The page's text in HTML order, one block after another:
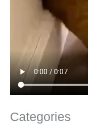
Categories